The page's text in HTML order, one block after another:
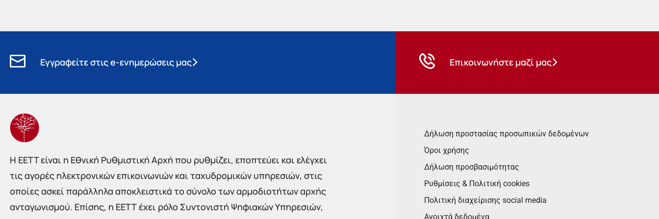
Εγγραφείτε στις e-ενημερώσεις μας Επικοινωνήστε μαζί μας
Η EETT είναι η Εθνική Ρυθμιστική Αρχή που ρυθμίζει, εποπτεύει και ελέγχει
τις αγορές ηλεκτρονικών επικοινωνιών και ταχυδρομικών υπηρεσιών, στις
οποίες ασκεί παράλληλα αποκλειστικά το σύνολο των αρμοδιοτήτων αρχής
ανταγωνισμού. Επίσης, η ΕΕΤΤ έχει ρόλο Συντονιστή Ψηφιακών Υπηρεσιών,
Δήλωση προστασίας προσωπικών δεδομένων
Όροι χρήσης
Δήλωση προσβασιμότητας
Ρυθμίσεις & Πολιτική cookies
Πολιτική διαχείρισης social media
Ανοιχτά δεδομένα